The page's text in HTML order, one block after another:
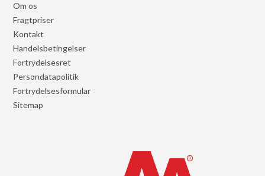
Om os
Fragtpriser
Kontakt
Handelsbetingelser
Fortrydelsesret
Persondatapolitik
Fortrydelsesformular
Sitemap